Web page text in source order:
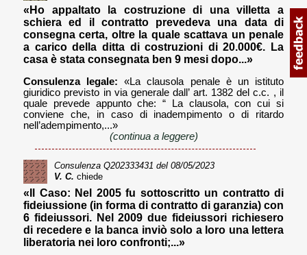
«Ho appaltato la costruzione di una villetta a
schiera ed il contratto prevedeva una data di
consegna certa, oltre la quale scattava un penale
a carico della ditta di costruzioni di 20.000€. La
casa è stata consegnata ben 9 mesi dopo...»
Consulenza legale: «La clausola penale è un istituto
giuridico previsto in via generale dall’ art. 1382 del c.c. , il
quale prevede appunto che: “ La clausola, con cui si
conviene che, in caso di inadempimento o di ritardo
nell’adempimento,...»
(continua a leggere)
Consulenza Q202333431 del 08/05/2023
V. C. chiede
«Il Caso: Nel 2005 fu sottoscritto un contratto di
fideiussione (in forma di contratto di garanzia) con
6 fideiussori. Nel 2009 due fideiussori richiesero
di recedere e la banca inviò solo a loro una lettera
liberatoria nei loro confronti;...»